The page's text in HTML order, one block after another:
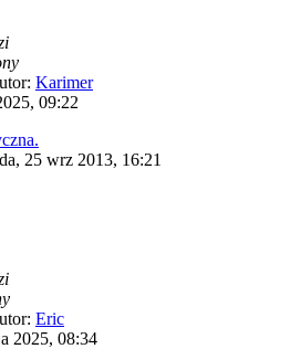
Karimer
09:22
25 wrz 2013, 16:21
Eric
2025, 08:34